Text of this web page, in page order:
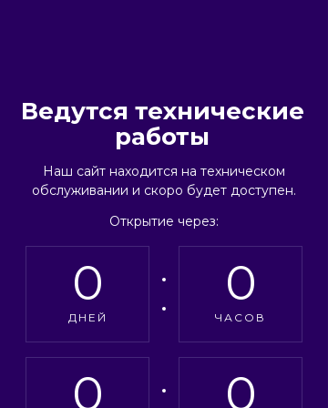
Ведутся технические
работы
Наш сайт находится на техническом
обслуживании и скоро будет доступен.
Открытие через:
0
ДНЕЙ
0
ЧАСОВ
0 0